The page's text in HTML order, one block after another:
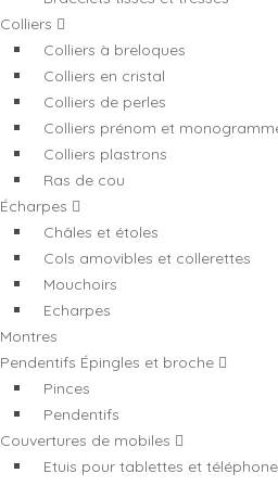
Colliers
Colliers à breloques
Colliers en cristal
Colliers de perles
Colliers prénom et
Colliers plastrons
Ras de cou
Écharpes
Châles et étoles
Cols amovibles et collerettes
Mouchoirs
Echarpes
Montres
Pendentifs Épingles et broche
Pinces
Pendentifs
Couvertures de mobiles
Etuis pour tablettes et